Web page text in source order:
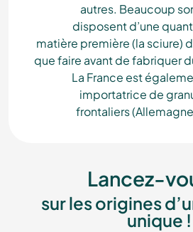
autres. Beaucoup
disposent d’une
matière première (la sciure)
que faire avant de fabriquer
La France est
importatrice de
frontaliers
Lancez-
sur les origines
unique !